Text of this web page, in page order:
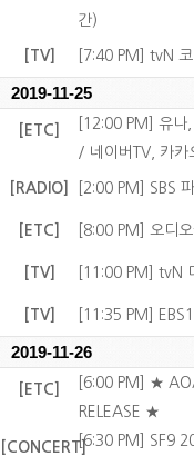
간)
[TV] [7:40 PM] tvN
2019-11-25
[ETC]
[12:00 PM] 유
/ 네이버TV, 카카
[RADIO] [2:00 PM] SBS
[ETC] [8:00 PM] 오디
[TV] [11:00 PM] tvN
[TV] [11:35 PM]
2019-11-26
[ETC]
[6:00 PM] ★
RELEASE ★
[CONCERT][6:30 PM] SF9